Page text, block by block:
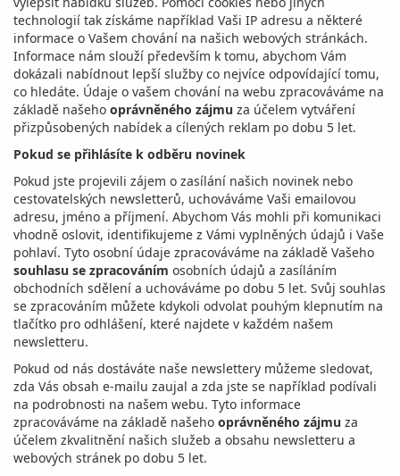
technologií tak získáme například Vaši IP adresu a některé
informace o Vašem chování na našich webových stránkách.
Informace nám slouží především k tomu, abychom Vám
dokázali nabídnout lepší služby co nejvíce odpovídající tomu,
co hledáte. Údaje o vašem chování na webu zpracováváme na
základě našeho oprávněného zájmu za účelem vytváření
přizpůsobených nabídek a cílených reklam po dobu 5 let.
Pokud se přihlásíte k odběru novinek
Pokud jste projevili zájem o zasílání našich novinek nebo
cestovatelských newsletterů, uchováváme Vaši emailovou
adresu, jméno a příjmení. Abychom Vás mohli při komunikaci
vhodně oslovit, identifikujeme z Vámi vyplněných údajů i Vaše
pohlaví. Tyto osobní údaje zpracováváme na základě Vašeho
souhlasu se zpracováním osobních údajů a zasíláním
obchodních sdělení a uchováváme po dobu 5 let. Svůj souhlas
se zpracováním můžete kdykoli odvolat pouhým klepnutím na
tlačítko pro odhlášení, které najdete v každém našem
newsletteru.
Pokud od nás dostáváte naše newslettery můžeme sledovat,
zda Vás obsah e-mailu zaujal a zda jste se například podívali
na podrobnosti na našem webu. Tyto informace
zpracováváme na základě našeho oprávněného zájmu za
účelem zkvalitnění našich služeb a obsahu newsletteru a
webových stránek po dobu 5 let.